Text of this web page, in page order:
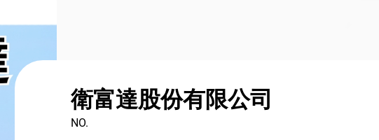
衛富達股份有限公司
NO.